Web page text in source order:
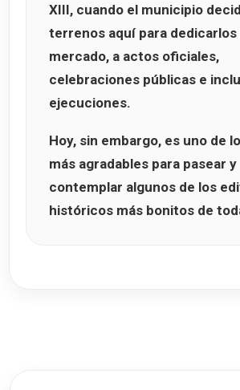
XIII, cuando el municipio
terrenos aquí para dedicarlos
mercado, a actos oficiales,
celebraciones públicas e
ejecuciones.
Hoy, sin embargo, es uno de
más agradables para pasear y
contemplar algunos de los
históricos más bonitos de